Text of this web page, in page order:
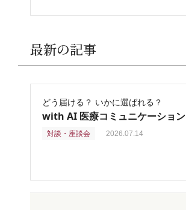
最新の記事
どう届ける？ いかに選ばれる？
with AI 医療コミュニケーション
対談・座談会 2026.07.14